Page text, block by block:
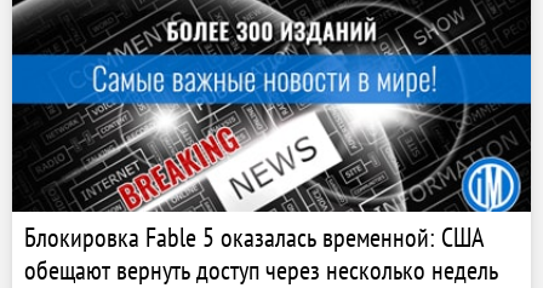
Блокировка Fable 5 оказалась временной: США
обещают вернуть доступ через несколько недель